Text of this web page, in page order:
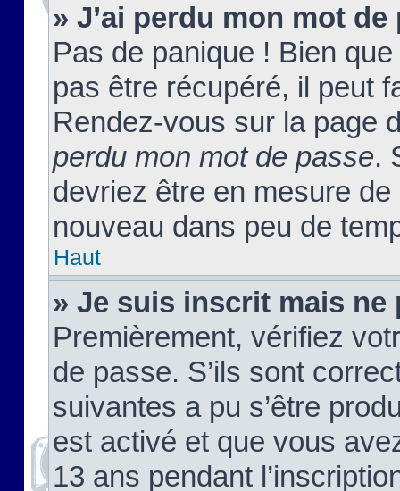
» J’ai perdu mon mot de
Pas de panique ! Bien
pas être récupéré, il peut
Rendez-vous sur la page
perdu mon mot de passe.
devriez être en mesure
nouveau dans peu de
Haut
» Je suis inscrit mais ne
Premièrement, vérifiez
de passe. S’ils sont
suivantes a pu s’être
est activé et que vous
13 ans pendant